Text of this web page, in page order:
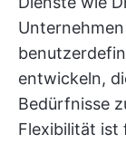
entwickeln,
Bedürfnisse
Flexibilität ist